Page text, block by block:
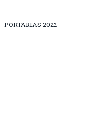
PORTARIAS 2022